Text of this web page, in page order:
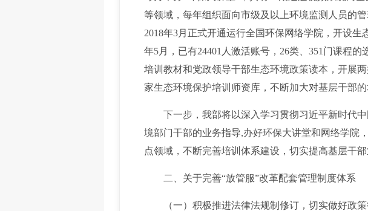
等领域，每年组织面向市级及以上环境监测人员的
2018年3月正式开通运行全国环保网络学院，开设
年5月，已有24401人激活账号，26类、351门课程
培训教材和党政领导干部生态环境政策读本，开展
家生态环境保护培训师资库，不断加大对基层干部的
下一步，我部将以深入学习贯彻习近平新时代中
境部门干部的业务指导,办好环保大讲堂和网络学院
点领域，不断完善培训体系建设，切实提高基层干
二、关于完善“放管服”改革配套管理制度体系
（一）积极推进法律法规制修订，切实做好政策